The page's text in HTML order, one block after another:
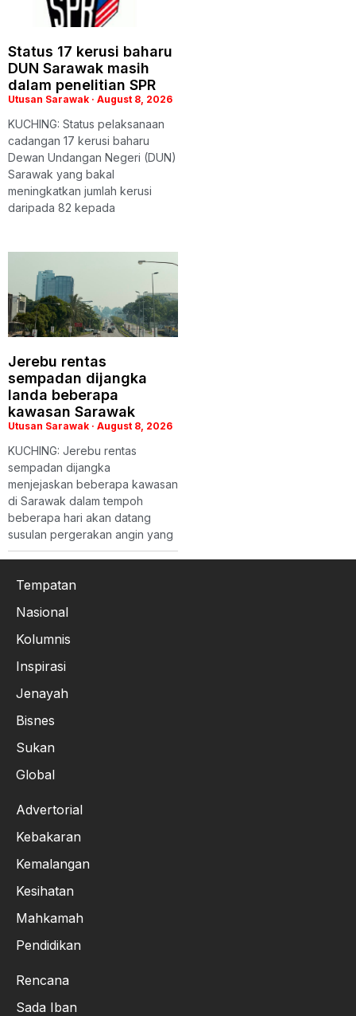
Status 17 kerusi baharu
DUN Sarawak masih
dalam penelitian SPR
Utusan Sarawak August 8, 2026
KUCHING: Status pelaksanaan
cadangan 17 kerusi baharu
Dewan Undangan Negeri (DUN)
Sarawak yang bakal
meningkatkan jumlah kerusi
daripada 82 kepada
Jerebu rentas
sempadan dijangka
landa beberapa
kawasan Sarawak
Utusan Sarawak August 8, 2026
KUCHING: Jerebu rentas
sempadan dijangka
menjejaskan beberapa kawasan
di Sarawak dalam tempoh
beberapa hari akan datang
susulan pergerakan angin yang
Tempatan
Nasional
Kolumnis
Inspirasi
Jenayah
Bisnes
Sukan
Global
Advertorial
Kebakaran
Kemalangan
Kesihatan
Mahkamah
Pendidikan
Rencana
Sada Iban